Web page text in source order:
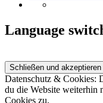
Language
Datenschutz & Cookies:
du die Website weiterhin
Cookies zu.